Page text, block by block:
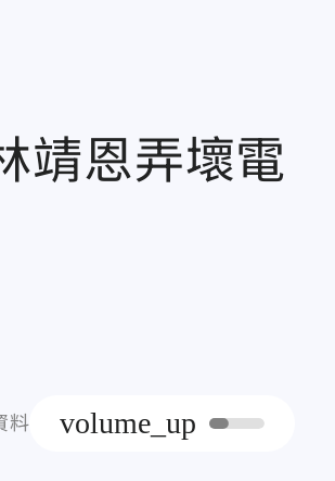
靖恩弄壞電
料 volume_up